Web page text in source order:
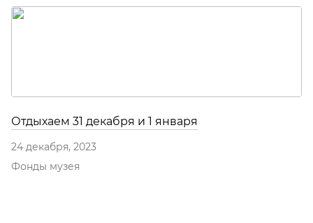
Отдыхаем 31 декабря и 1 января
24 декабря, 2023
Фонды музея